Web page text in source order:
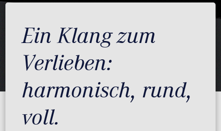
Ein Klang zum
Verlieben:
harmonisch, rund,
voll.